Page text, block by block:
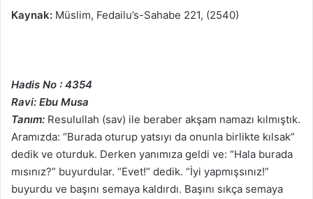
Kaynak: Müslim, Fedailu’s-Sahabe 221, (2540)
Hadis No : 4354
Ravi: Ebu Musa
Tanım: Resulullah (sav) ile beraber akşam namazı kılmıştık.
Aramızda: “Burada oturup yatsıyı da onunla birlikte kılsak”
dedik ve oturduk. Derken yanımıza geldi ve: “Hala burada
mısınız?” buyurdular. “Evet!” dedik. “İyi yapmışsınız!”
buyurdu ve başını semaya kaldırdı. Başını sıkça semaya